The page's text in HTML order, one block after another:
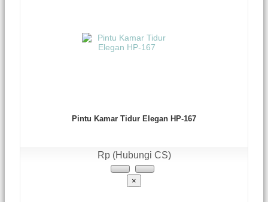
Pintu Kamar Tidur Elegan HP-167
Rp (Hubungi CS)
×